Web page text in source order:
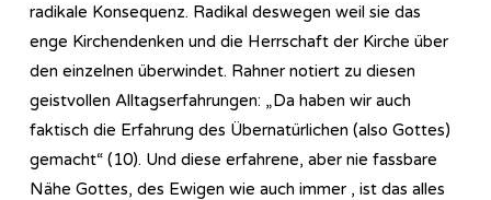
radikale Konsequenz. Radikal deswegen weil sie das
enge Kirchendenken und die Herrschaft der Kirche über
den einzelnen überwindet. Rahner notiert zu diesen
geistvollen Alltagserfahrungen: „Da haben wir auch
faktisch die Erfahrung des Übernatürlichen (also Gottes)
gemacht“ (10). Und diese erfahrene, aber nie fassbare
Nähe Gottes, des Ewigen wie auch immer , ist das alles